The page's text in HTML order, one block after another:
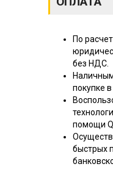
По
без НДС.
покупке
помощи
быстрых